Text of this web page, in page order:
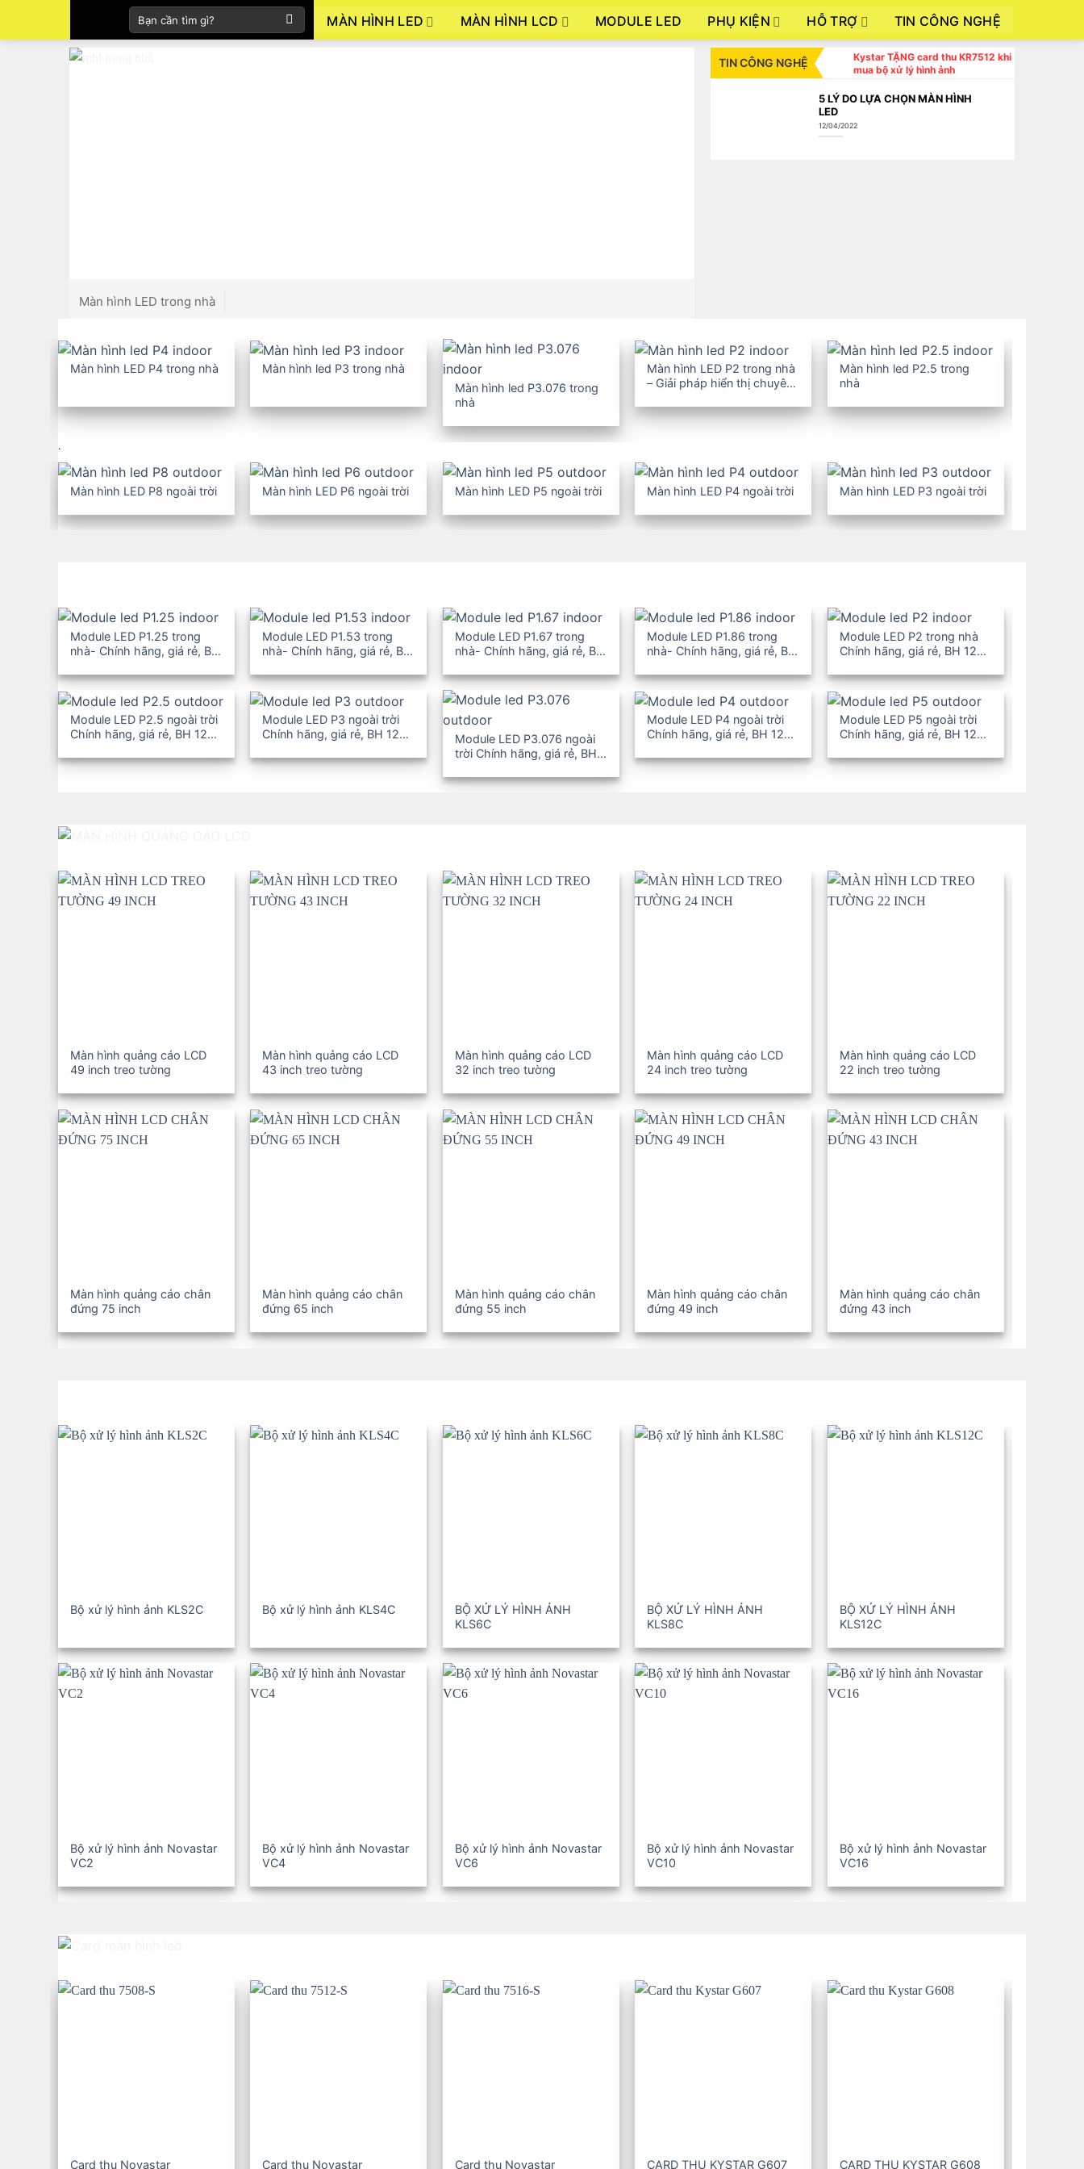
kiếm:
MÀN HÌNH LED MÀN HÌNH LCD MODULE LED PHỤ KIỆN HỖ TRỢ TIN CÔNG NGHỆ
Màn hình LED trong nhà
Màn hình LCD ghép
Màn hình quảng cáo LCD
Trang trí LED tòa nhà, đô
thị
TIN CÔNG NGHỆ
Kystar TẶNG card thu KR7512 khi
mua bộ xử lý hình ảnh
5 LÝ DO LỰA CHỌN MÀN HÌNH
LED
12/04/2022
Màn hình LED P4 trong nhà
Màn hình led P3 trong nhà
Màn hình led P3.076 trong
nhà
Màn hình LED P2 trong nhà
– Giải pháp hiển thị chuyên
Màn hình led P2.5 trong
nhà
.
Màn hình LED P8 ngoài trời Màn hình LED P6 ngoài trời Màn hình LED P5 ngoài trời Màn hình LED P4 ngoài trời Màn hình LED P3 ngoài trời
Module LED P1.25 trong
nhà- Chính hãng, giá rẻ, BH
Module LED P1.53 trong
nhà- Chính hãng, giá rẻ, BH
Module LED P1.67 trong
nhà- Chính hãng, giá rẻ, BH
Module LED P1.86 trong
nhà- Chính hãng, giá rẻ, BH
Module LED P2 trong nhà
Chính hãng, giá rẻ, BH 12-
Module LED P2.5 ngoài trời
Chính hãng, giá rẻ, BH 12-
Module LED P3 ngoài trời
Chính hãng, giá rẻ, BH 12-
Module LED P3.076 ngoài
trời Chính hãng, giá rẻ, BH
Module LED P4 ngoài trời
Chính hãng, giá rẻ, BH 12-
Module LED P5 ngoài trời
Chính hãng, giá rẻ, BH 12-
Màn hình quảng cáo LCD
49 inch treo tường
Màn hình quảng cáo LCD
43 inch treo tường
Màn hình quảng cáo LCD
32 inch treo tường
Màn hình quảng cáo LCD
24 inch treo tường
Màn hình quảng cáo LCD
22 inch treo tường
Màn hình quảng cáo chân
đứng 75 inch
Màn hình quảng cáo chân
đứng 65 inch
Màn hình quảng cáo chân
đứng 55 inch
Màn hình quảng cáo chân
đứng 49 inch
Màn hình quảng cáo chân
đứng 43 inch
Bộ xử lý hình ảnh KLS2C Bộ xử lý hình ảnh KLS4C
BỘ XỬ LÝ HÌNH ẢNH
KLS6C
BỘ XỬ LÝ HÌNH ẢNH
KLS8C
BỘ XỬ LÝ HÌNH ẢNH
KLS12C
Bộ xử lý hình ảnh Novastar
VC2
Bộ xử lý hình ảnh Novastar
VC4
Bộ xử lý hình ảnh Novastar
VC6
Bộ xử lý hình ảnh Novastar
VC10
Bộ xử lý hình ảnh Novastar
VC16
Card thu Novastar
Card thu Novastar
Card thu Novastar
CARD THU KYSTAR G607 CARD THU KYSTAR G608